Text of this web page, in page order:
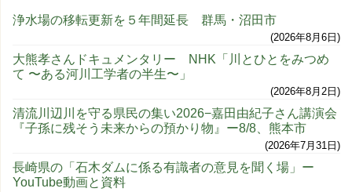
浄水場の移転更新を５年間延長 群馬・沼田市
2026年8月6日
大熊孝さんドキュメンタリー NHK「川とひとをみつめ
て 〜ある河川工学者の半生〜」
2026年8月2日
清流川辺川を守る県民の集い2026−嘉田由紀子さん講演会
『子孫に残そう未来からの預かり物』ー8/8、熊本市
2026年7月31日
長崎県の「石木ダムに係る有識者の意見を聞く場」ー
YouTube動画と資料